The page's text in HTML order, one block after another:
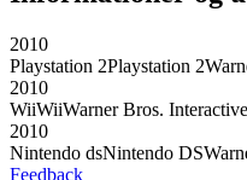
2010
Playstation 2Playstation 2
2010
WiiWiiWarner Bros.
2010
Nintendo dsNintendo DS
Feedback